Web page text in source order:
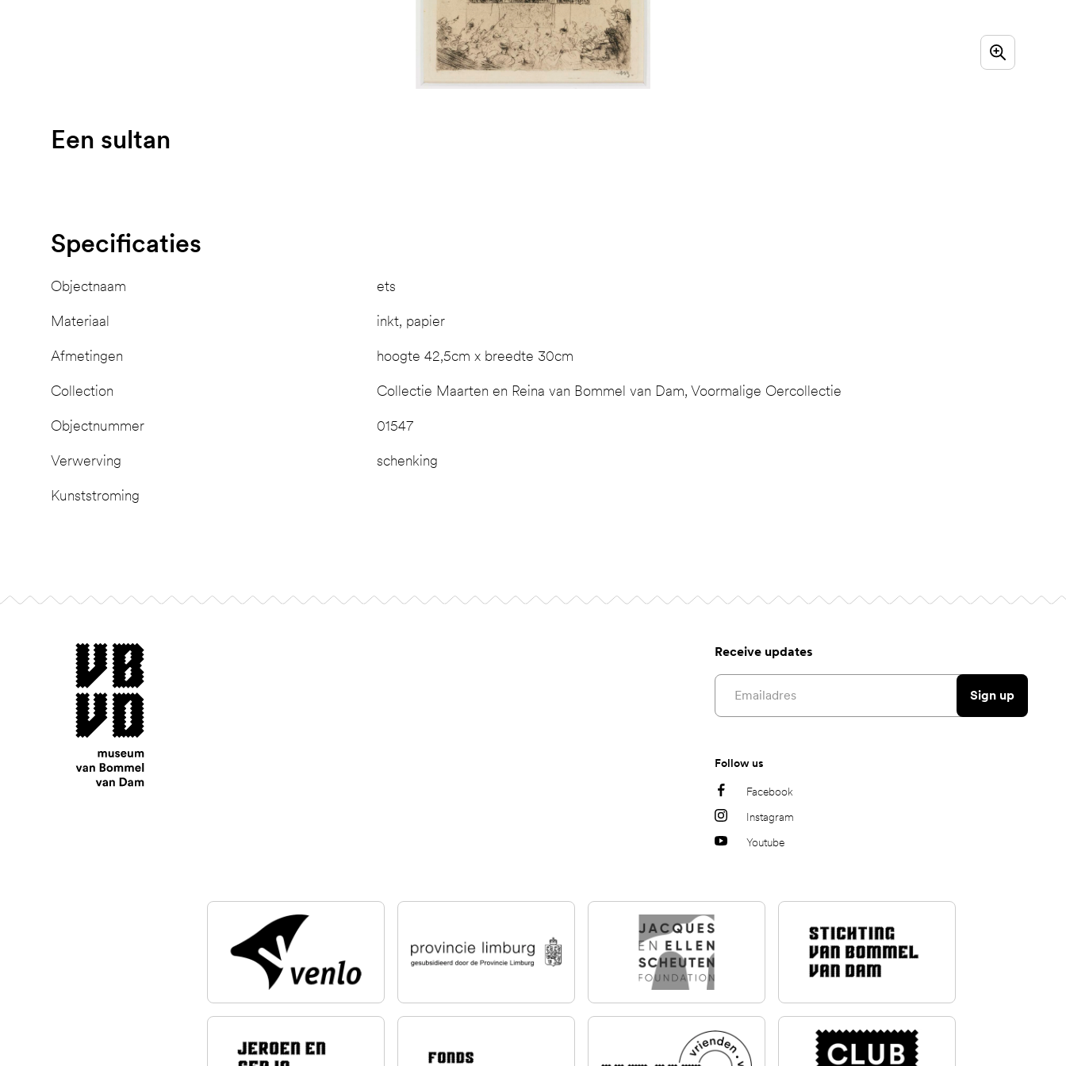
Een sultan
Specificaties
Objectnaam ets
Materiaal inkt, papier
Afmetingen hoogte 42,5cm x breedte 30cm
Collection Collectie Maarten en Reina van Bommel van Dam, Voormalige Oercollectie
Objectnummer 01547
Verwerving schenking
Kunststroming
museum van Bommel van Dam Receive updates
Email address
Sign up
Follow us
Facebook
Instagram
Youtube